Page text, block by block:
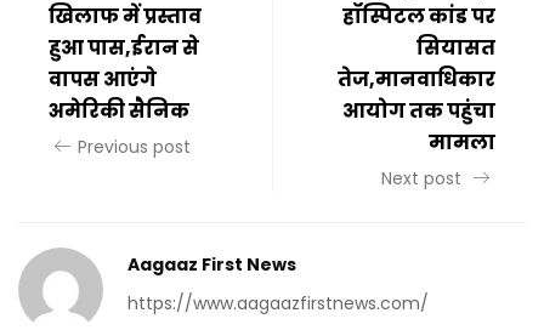
खिलाफ में प्रस्ताव
हुआ पास,ईरान से
वापस आएंगे
अमेरिकी सैनिक
Previous post
हॉस्पिटल कांड पर
सियासत
तेज,मानवाधिकार
आयोग तक पहुंचा
मामला
Next post
Aagaaz First News
https://www.aagaazfirstnews.com/